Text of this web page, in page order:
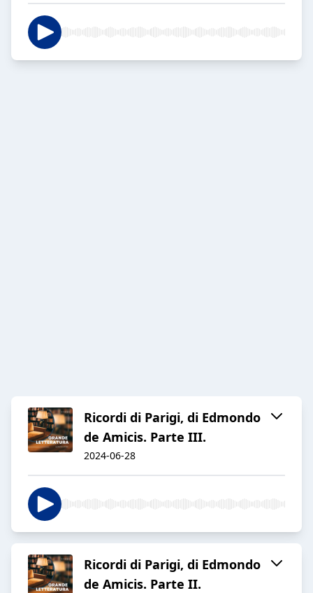
Ricordi di Parigi, di Edmondo
de Amicis. Parte III.
2024-06-28
Ricordi di Parigi, di Edmondo
de Amicis. Parte II.